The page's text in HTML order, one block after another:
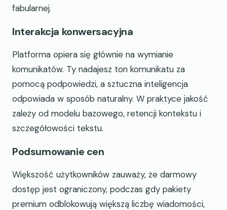
fabularnej.
Interakcja konwersacyjna
Platforma opiera się głównie na wymianie
komunikatów. Ty nadajesz ton komunikatu za
pomocą podpowiedzi, a sztuczna inteligencja
odpowiada w sposób naturalny. W praktyce jakość
zależy od modelu bazowego, retencji kontekstu i
szczegółowości tekstu.
Podsumowanie cen
Większość użytkowników zauważy, że darmowy
dostęp jest ograniczony, podczas gdy pakiety
premium odblokowują większą liczbę wiadomości,